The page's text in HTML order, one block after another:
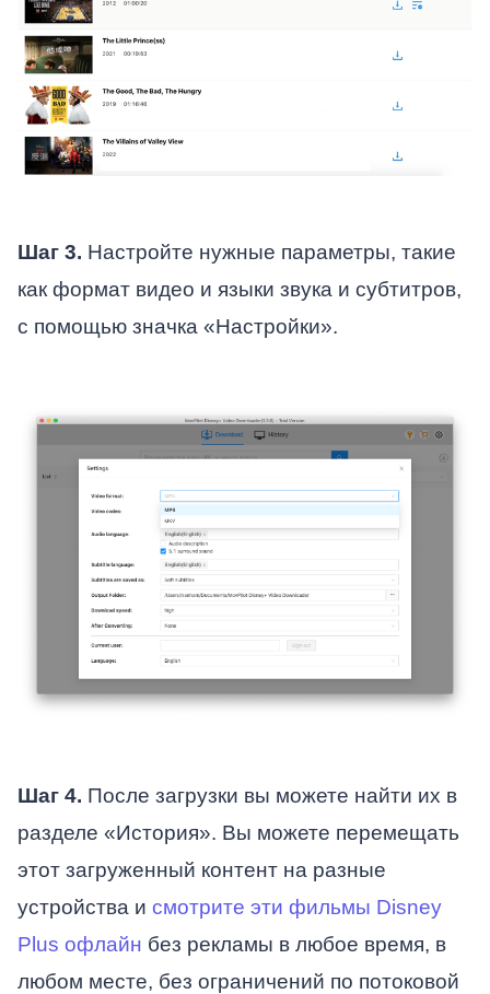
Шаг 3. Настройте нужные параметры, такие
как формат видео и языки звука и субтитров,
с помощью значка «Настройки».
Шаг 4. После загрузки вы можете найти их в
разделе «История». Вы можете перемещать
этот загруженный контент на разные
устройства и смотрите эти фильмы Disney
Plus офлайн без рекламы в любое время, в
любом месте, без ограничений по потоковой